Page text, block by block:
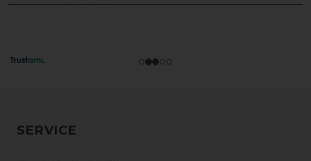
SERVICE